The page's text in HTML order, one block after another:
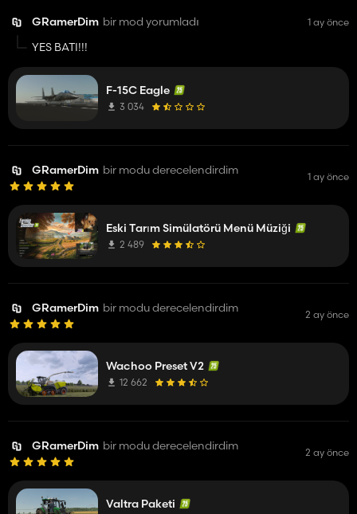
GRamerDim bir mod yorumladı 1 ay önce
YES BATI!!!
F-15C Eagle
3 034
GRamerDim bir modu derecelendirdim 1 ay önce
Eski Tarım Simülatörü Menü Müziği
2 489
GRamerDim bir modu derecelendirdim 2 ay önce
Wachoo Preset V2
12 662
GRamerDim bir modu derecelendirdim 2 ay önce
Valtra Paketi